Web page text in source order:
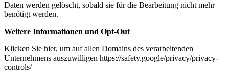
Daten werden gelöscht, sobald sie für die Bearbeitung nicht mehr
benötigt werden.
Weitere Informationen und Opt-Out
Klicken Sie hier, um auf allen Domains des verarbeitenden
Unternehmens auszuwilligen https://safety.google/privacy/privacy-
controls/